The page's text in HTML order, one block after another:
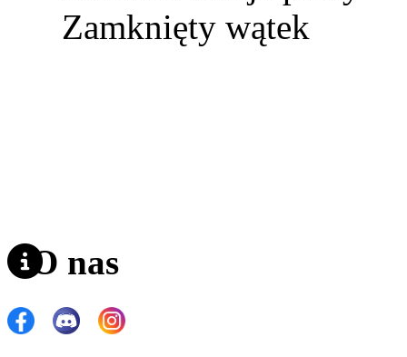
Zamknięty wątek
O nas